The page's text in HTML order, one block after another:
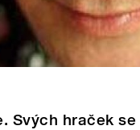
Svých hraček